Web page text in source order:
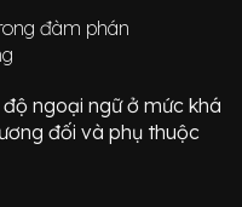
đàm phán
độ ngoại ngữ ở mứckhá
đối và phụ thuộc